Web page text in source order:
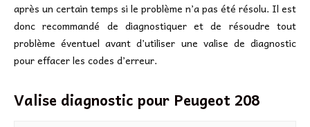
après un certain temps si le problème n’a pas été résolu. Il est
donc recommandé de diagnostiquer et de résoudre tout
problème éventuel avant d’utiliser une valise de diagnostic
pour effacer les codes d’erreur.
Valise diagnostic pour Peugeot 208